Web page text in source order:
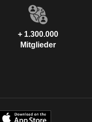
+ 1.300.000
Mitglieder